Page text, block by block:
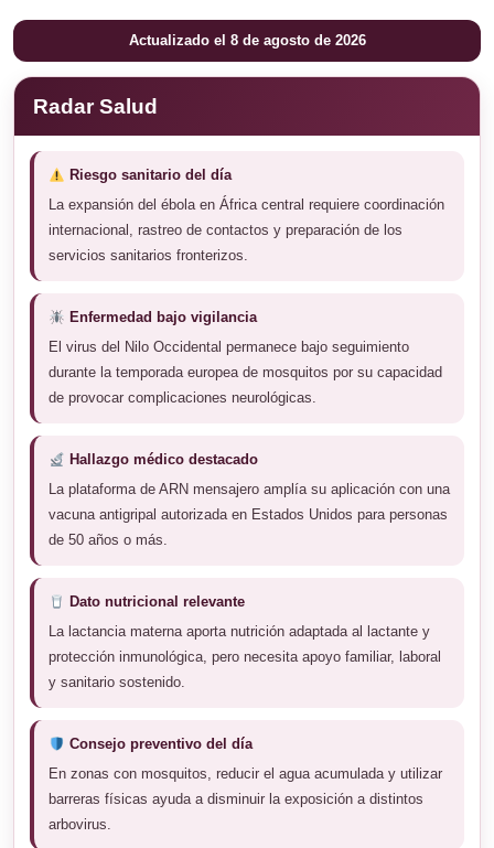
de
entradas
Actualizado el 8 de agosto de 2026
Radar Salud
Riesgo sanitario del día
La expansión del ébola en África central requiere coordinación
internacional, rastreo de contactos y preparación de los
servicios sanitarios fronterizos.
Enfermedad bajo vigilancia
El virus del Nilo Occidental permanece bajo seguimiento
durante la temporada europea de mosquitos por su capacidad
de provocar complicaciones neurológicas.
Hallazgo médico destacado
La plataforma de ARN mensajero amplía su aplicación con una
vacuna antigripal autorizada en Estados Unidos para personas
de 50 años o más.
Dato nutricional relevante
La lactancia materna aporta nutrición adaptada al lactante y
protección inmunológica, pero necesita apoyo familiar, laboral
y sanitario sostenido.
Consejo preventivo del día
En zonas con mosquitos, reducir el agua acumulada y utilizar
barreras físicas ayuda a disminuir la exposición a distintos
arbovirus.